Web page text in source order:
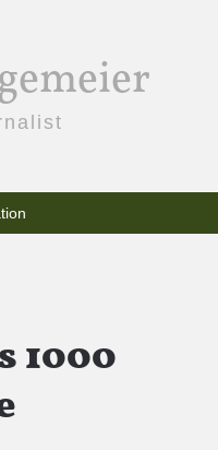
1000